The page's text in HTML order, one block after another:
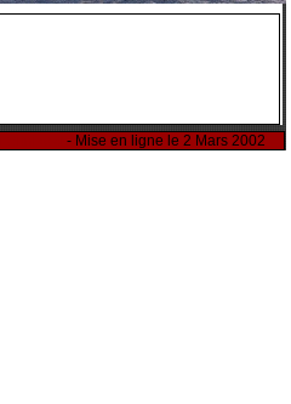
- Mise en ligne le 2 Mars 2002